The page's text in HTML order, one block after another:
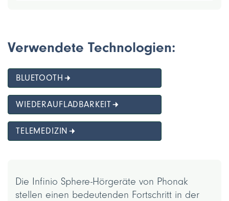
Verwendete Technologien:
BLUETOOTH
WIEDERAUFLADBARKEIT
TELEMEDIZIN
Die Infinio Sphere-Hörgeräte von Phonak
stellen einen bedeutenden Fortschritt in der